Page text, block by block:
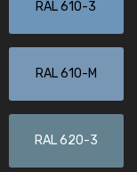
RAL 610-3
RAL 610-M
RAL 620-3